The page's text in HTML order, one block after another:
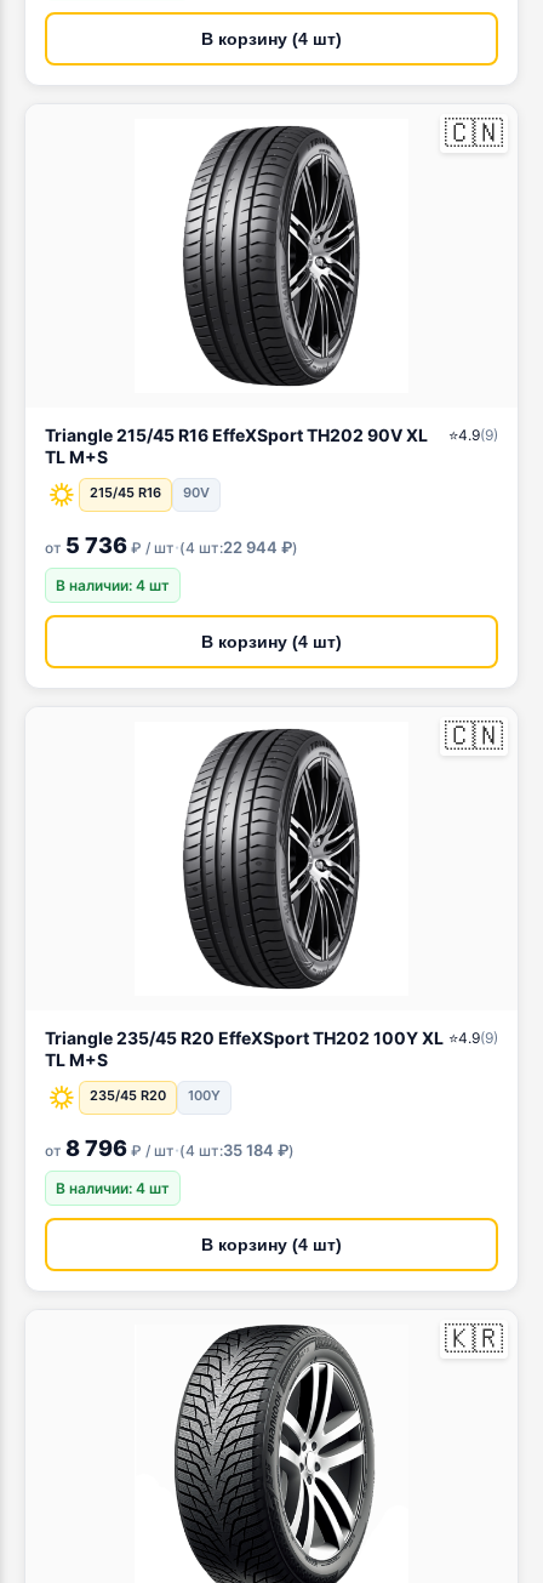
В корзину (4 шт)
🇨🇳
Triangle 215/45 R16 EffeXSport TH202 90V XL
TL M+S
⭐4.9(9)
215/45 R16 90V
от 5 736 ₽ / шт·(4 шт:22 944 ₽)
В наличии: 4 шт
В корзину (4 шт)
🇨🇳
Triangle 235/45 R20 EffeXSport TH202 100Y XL
TL M+S
⭐4.9(9)
235/45 R20 100Y
от 8 796 ₽ / шт·(4 шт:35 184 ₽)
В наличии: 4 шт
В корзину (4 шт)
🇰🇷